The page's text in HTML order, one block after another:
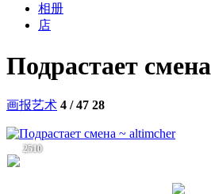
相册
店
Подрастает смена
画报艺术 4 / 47 28
2510